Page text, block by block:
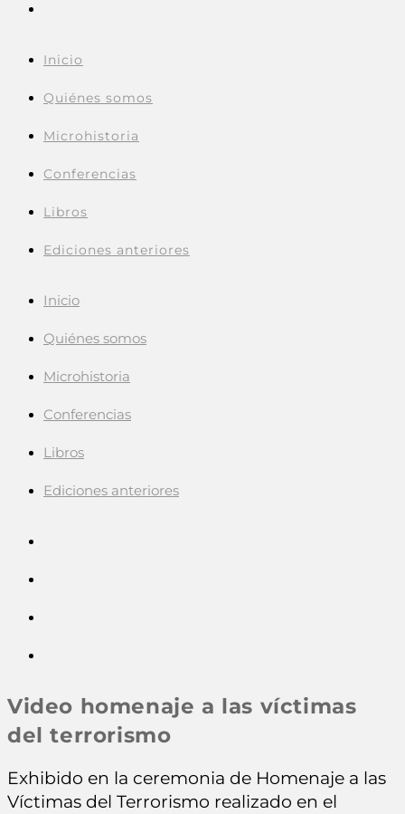
Inicio
Quiénes somos
Microhistoria
Conferencias
Libros
Ediciones anteriores
Inicio
Quiénes somos
Microhistoria
Conferencias
Libros
Ediciones anteriores
Video homenaje a las víctimas
del terrorismo
Exhibido en la ceremonia de Homenaje a las
Víctimas del Terrorismo realizado en el